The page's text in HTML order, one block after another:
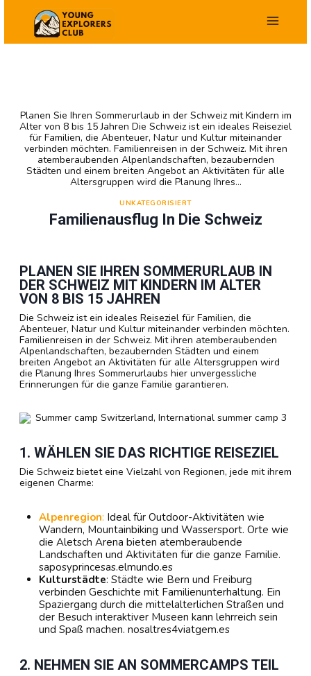
springen
Familienausflug In Die Schweiz
UNKATEGORISIERT
Planen Sie Ihren Sommerurlaub in der Schweiz mit Kindern im
Alter von 8 bis 15 Jahren Die Schweiz ist ein ideales Reiseziel
für Familien, die Abenteuer, Natur und Kultur miteinander
verbinden möchten. Familienreisen in der Schweiz. Mit ihren
atemberaubenden Alpenlandschaften, bezaubernden
Städten und einem breiten Angebot an Aktivitäten für alle
Altersgruppen wird die Planung Ihres…
PLANEN SIE IHREN SOMMERURLAUB IN
DER SCHWEIZ MIT KINDERN IM ALTER
VON 8 BIS 15 JAHREN
Die Schweiz ist ein ideales Reiseziel für Familien, die
Abenteuer, Natur und Kultur miteinander verbinden möchten.
Familienreisen in der Schweiz. Mit ihren atemberaubenden
Alpenlandschaften, bezaubernden Städten und einem
breiten Angebot an Aktivitäten für alle Altersgruppen wird
die Planung Ihres Sommerurlaubs hier unvergessliche
Erinnerungen für die ganze Familie garantieren.
1. WÄHLEN SIE DAS RICHTIGE REISEZIEL
Die Schweiz bietet eine Vielzahl von Regionen, jede mit ihrem
eigenen Charme:
Alpenregion: Ideal für Outdoor-Aktivitäten wie
Wandern, Mountainbiking und Wassersport. Orte wie
die Aletsch Arena bieten atemberaubende
Landschaften und Aktivitäten für die ganze Familie.
saposyprincesas.elmundo.es
Kulturstädte: Städte wie Bern und Freiburg
verbinden Geschichte mit Familienunterhaltung. Ein
Spaziergang durch die mittelalterlichen Straßen und
der Besuch interaktiver Museen kann lehrreich sein
und Spaß machen. nosaltres4viatgem.es
2. NEHMEN SIE AN SOMMERCAMPS TEIL